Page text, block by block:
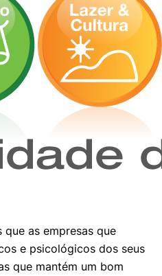
as empresas que
e psicológicos dos seus
que mantém um bom